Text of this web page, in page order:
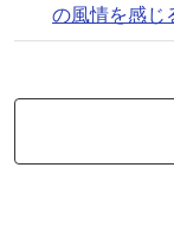
の風情を感じ